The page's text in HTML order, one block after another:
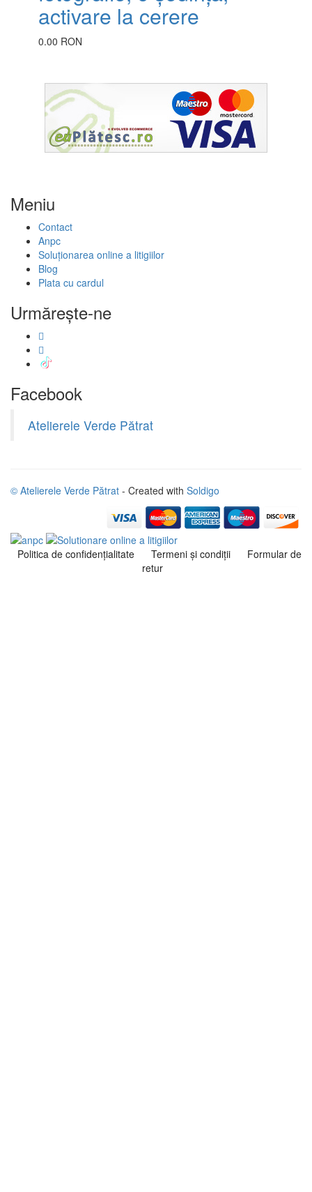
activare la cerere
0.00 RON
Meniu
Contact
Anpc
Soluționarea online a litigiilor
Blog
Plata cu cardul
Urmăreşte-ne
Facebook
Atelierele Verde Pătrat
© Atelierele Verde Pătrat - Created with Soldigo
Politica de confidenţialitate Termeni şi condiţii
Formular de
retur